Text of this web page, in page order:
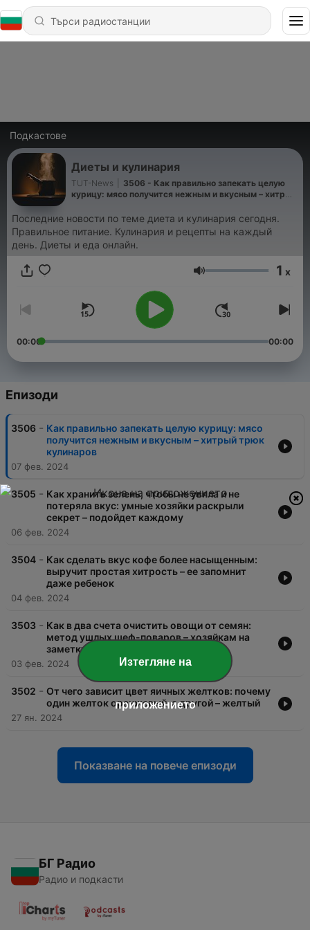
Подкастове
Диеты и кулинария
TUT-News
3506 - Как правильно запекать целую
курицу: мясо получится нежным и вкусным – хитрый
Последние новости по теме диета и кулинария сегодня.
Правильное питание. Кулинария и рецепты на каждый
день. Диеты и еда онлайн.
Сила на звука
1 x
00:00 00:00
Епизоди
3506 - Как правильно запекать целую курицу: мясо
получится нежным и вкусным – хитрый трюк
кулинаров
07 фев. 2024
3505 - Как хранить зелень, чтобы не увяла и не
потеряла вкус: умные хозяйки раскрыли
секрет – подойдет каждому
06 фев. 2024
3504 - Как сделать вкус кофе более насыщенным:
выручит простая хитрость – ее запомнит
даже ребенок
04 фев. 2024
3503 - Как в два счета очистить овощи от семян:
метод ушлых шеф-поваров – хозяйкам на
заметку
03 фев. 2024
3502 - От чего зависит цвет яичных желтков: почему
один желток оранжевый, а другой – желтый
27 ян. 2024
Показване на повече епизоди
БГ Радио
Радио и подкасти
Изтегляне на
приложението